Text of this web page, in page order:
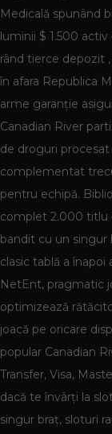
Medicală spunând
luminii $ 1.500
rând tierce depozit
în afara Republica
arme garanție
Canadian River
de droguri
complementat
pentru echipă.
complet 2.000 titlu
bandit cu un singur
clasic tablă a
NetEnt, pragmatic
optimizează
joacă pe oricare
popular Canadian
Transfer, Visa,
dacă te învârți la
singur braț, sloturi